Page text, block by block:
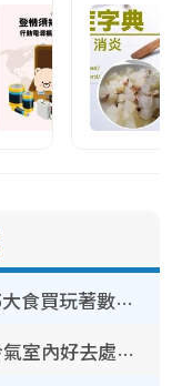
【8月生日優惠2026】全港85大食買玩著數攻略 自助餐/火鍋放題同行免費＋誠品/DONKI送現金券
香港室內好去處｜逾35大歎冷氣室內好去處推介 室內活動免費避雨無懼落雨